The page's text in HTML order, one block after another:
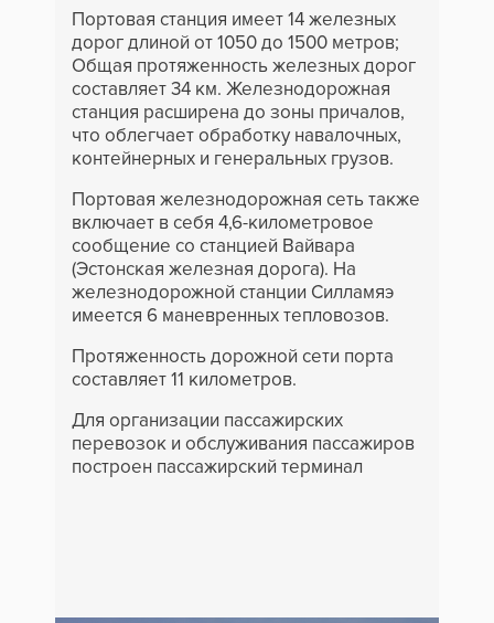
Портовая станция имеет 14 железных
дорог длиной от 1050 до 1500 метров;
Общая протяженность железных дорог
составляет 34 км. Железнодорожная
станция расширена до зоны причалов,
что облегчает обработку навалочных,
контейнерных и генеральных грузов.
Портовая железнодорожная сеть также
включает в себя 4,6-километровое
сообщение со станцией Вайвара
(Эстонская железная дорога). На
железнодорожной станции Силламяэ
имеется 6 маневренных тепловозов.
Протяженность дорожной сети порта
составляет 11 километров.
Для организации пассажирских
перевозок и обслуживания пассажиров
построен пассажирский терминал